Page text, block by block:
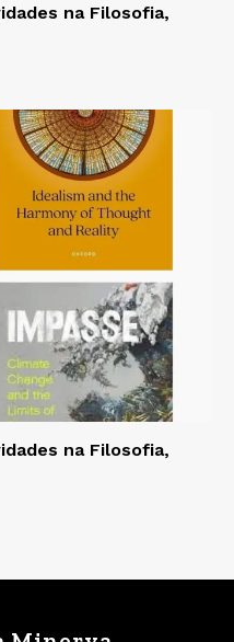
na Filosofia,
na Filosofia,